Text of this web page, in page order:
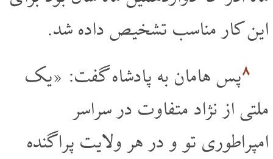
این کار مناسب تشخیص داده شد.
۸پس هامان به پادشاه گفت: «یک
ملتی از نژاد متفاوت در سراسر
امپراطوری تو و در هر ولایت پراگنده